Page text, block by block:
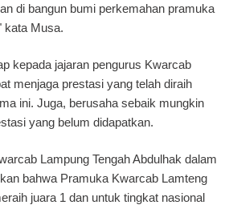
di bangun bumi perkemahan pramuka
kata Musa.
kepada jajaran pengurus Kwarcab
menjaga prestasi yang telah diraih
ini. Juga, berusaha sebaik mungkin
yang belum didapatkan.
Lampung Tengah Abdulhak dalam
bahwa Pramuka Kwarcab Lamteng
juara 1 dan untuk tingkat nasional